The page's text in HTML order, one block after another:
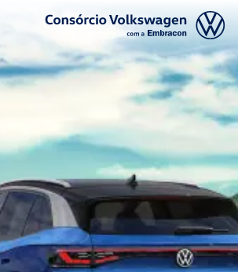
Logo Consórcio Volkswagen com